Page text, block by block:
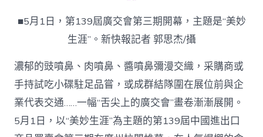
交
會
三
期
飄
噴
鼻
開
幕：
老
字
■5月1日，第139屆廣交會第三期開幕，主題是“美妙
生涯”。新快報記者 郭思杰/攝
濃郁的豉噴鼻、肉噴鼻、醬噴鼻彌漫交織，采購商或
手持試吃小碟駐足品嘗，或成群結隊圍在展位前與企
業代表交通……一幅“舌尖上的廣交會”畫卷漸漸展開。
5月1日，以“美妙生涯”為主題的第139屆中國進出口